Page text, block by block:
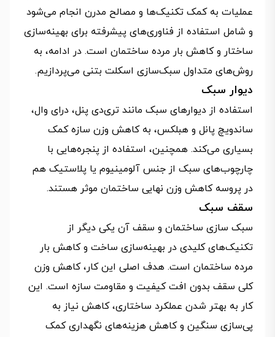
عملیات به کمک تکنیک‌ها و مصالح مدرن انجام می‌شود
و شامل استفاده از فناوری‌های پیشرفته برای بهینه‌سازی
ساختار و کاهش بار مرده ساختمان است. در ادامه، به
روش‌های متداول سبک‌سازی اسکلت بتنی می‌پردازیم.
دیوار سبک
استفاده از دیوارهای سبک مانند تری‌دی پنل، درای وال،
ساندویچ پانل و هبلکس، به کاهش وزن سازه کمک
بسیاری می‌کند. همچنین، استفاده از پنجره‌هایی با
چارچوب‌های سبک از جنس آلومینیوم یا پلاستیک هم
در پروسه کاهش وزن نهایی ساختمان موثر هستند.
سقف سبک
سبک سازی ساختمان و سقف آن یکی دیگر از
تکنیک‌های کلیدی در بهینه‌سازی ساخت و کاهش بار
مرده ساختمان است. هدف اصلی این کار، کاهش وزن
کلی سقف بدون افت کیفیت و مقاومت سازه است. این
کار به بهتر شدن عملکرد ساختاری، کاهش نیاز به
پی‌سازی سنگین و کاهش هزینه‌های نگهداری کمک